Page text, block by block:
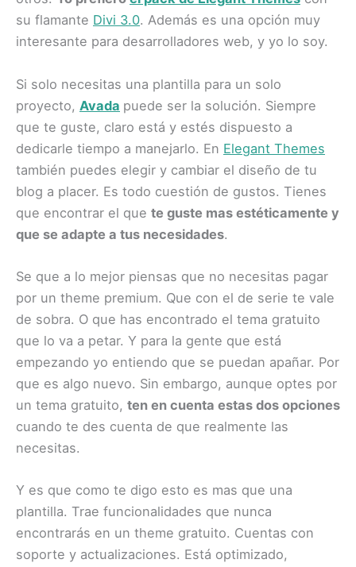
su flamante Divi 3.0. Además es una opción muy
interesante para desarrolladores web, y yo lo soy.
Si solo necesitas una plantilla para un solo
proyecto, Avada puede ser la solución. Siempre
que te guste, claro está y estés dispuesto a
dedicarle tiempo a manejarlo. En Elegant Themes
también puedes elegir y cambiar el diseño de tu
blog a placer. Es todo cuestión de gustos. Tienes
que encontrar el que te guste mas estéticamente y
que se adapte a tus necesidades.
Se que a lo mejor piensas que no necesitas pagar
por un theme premium. Que con el de serie te vale
de sobra. O que has encontrado el tema gratuito
que lo va a petar. Y para la gente que está
empezando yo entiendo que se puedan apañar. Por
que es algo nuevo. Sin embargo, aunque optes por
un tema gratuito, ten en cuenta estas dos opciones
cuando te des cuenta de que realmente las
necesitas.
Y es que como te digo esto es mas que una
plantilla. Trae funcionalidades que nunca
encontrarás en un theme gratuito. Cuentas con
soporte y actualizaciones. Está optimizado,